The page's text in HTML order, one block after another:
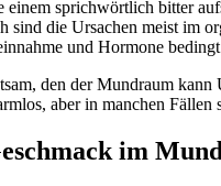
sprichwörtlich bitter
sind die Ursachen meist im
und Hormone
den der Mundraum
aber in manchen
im Mund